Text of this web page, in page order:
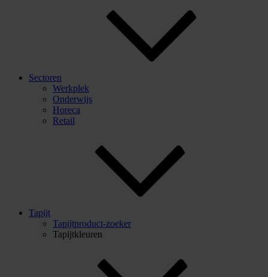
Sectoren
Werkplek
Onderwijs
Horeca
Retail
Tapijt
Tapijtproduct-zoeker
Tapijtkleuren